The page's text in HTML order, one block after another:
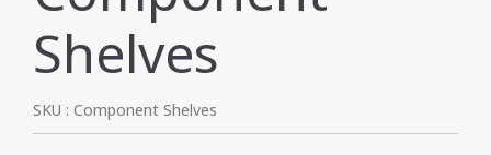
Shelves
SKU : Component Shelves